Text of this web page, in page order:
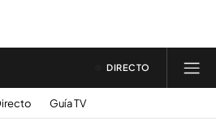
DIRECTO
Guía TV